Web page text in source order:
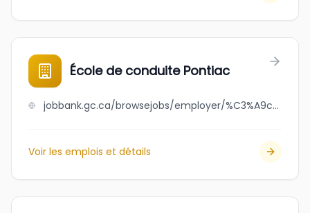
École de conduite Pontiac
jobbank.gc.ca/browsejobs/employer/%C3%A9cole+de+conduite+pontiac/ca
Voir les emplois et détails